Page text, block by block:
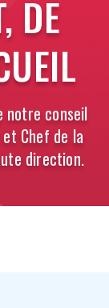
DE
notre conseil
Chef de la
direction.